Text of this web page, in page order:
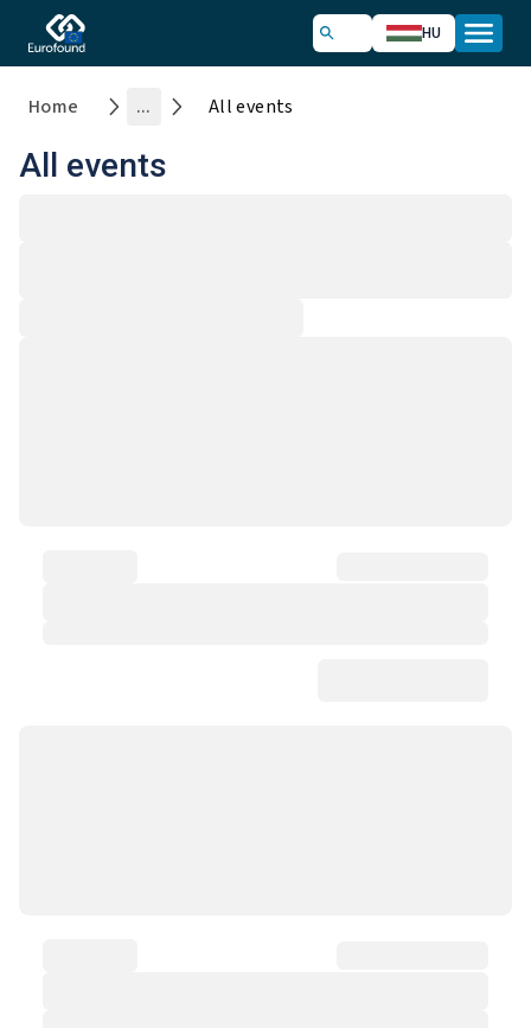
HU
Home ... All events
All events